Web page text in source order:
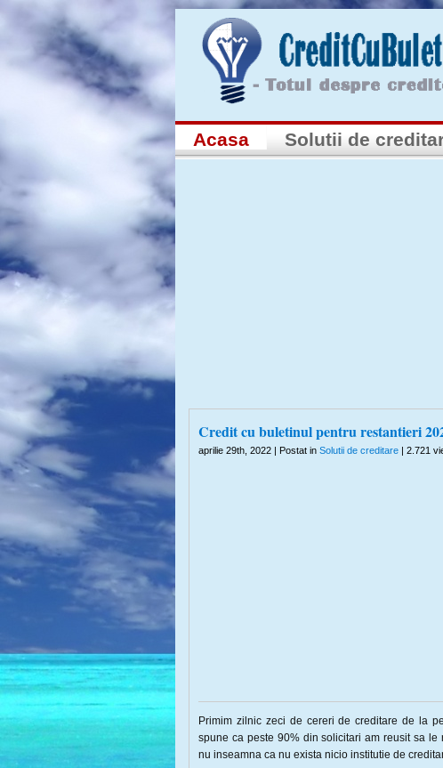
Acasa Solutii de
Credit cu buletinul pentru restantieri
aprilie 29th, 2022 | Postat in Solutii de creditare | 2.721
Primim zilnic zeci de cereri de creditare de la
spune ca peste 90% din solicitari am reusit sa
nu inseamna ca nu exista nicio institutie de